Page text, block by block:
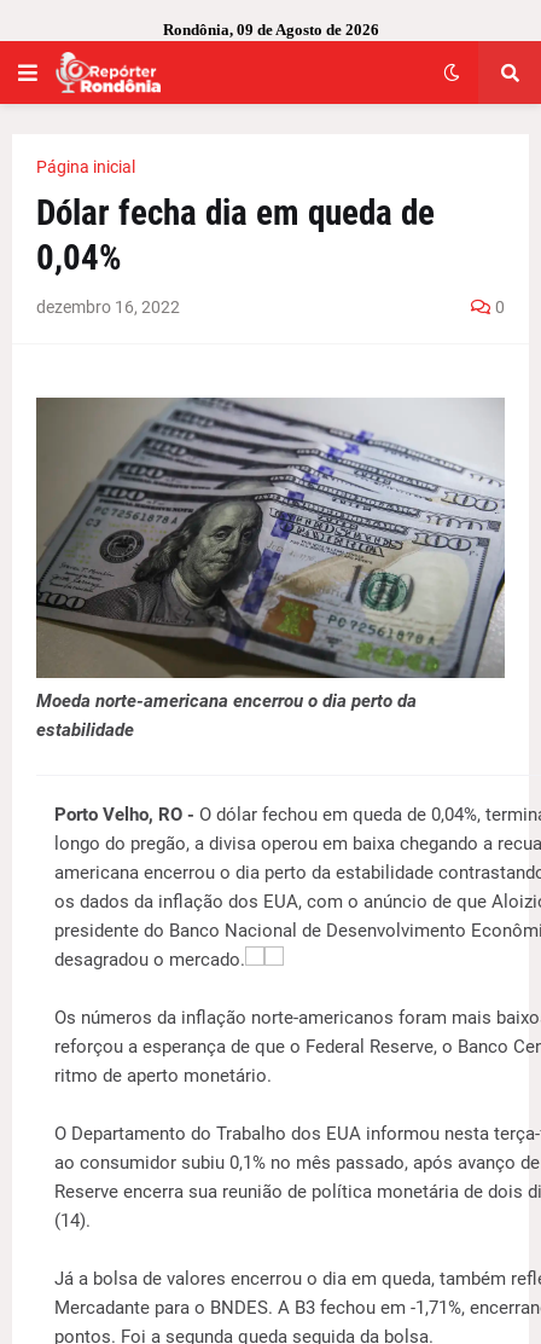
Rondônia, 09 de Agosto de 2026
Página inicial
Dólar fecha dia em queda de
0,04%
dezembro 16, 2022 0
Moeda norte-americana encerrou o dia perto da
estabilidade
Porto Velho, RO - O dólar fechou em queda de 0,04%,
longo do pregão, a divisa operou em baixa chegando a
americana encerrou o dia perto da estabilidade
os dados da inflação dos EUA, com o anúncio de que
presidente do Banco Nacional de Desenvolvimento
desagradou o mercado.
Os números da inflação norte-americanos foram mais
reforçou a esperança de que o Federal Reserve, o Banco
ritmo de aperto monetário.
O Departamento do Trabalho dos EUA informou nesta
ao consumidor subiu 0,1% no mês passado, após avanço
Reserve encerra sua reunião de política monetária de dois
(14).
Já a bolsa de valores encerrou o dia em queda, também
Mercadante para o BNDES. A B3 fechou em -1,71%,
pontos. Foi a segunda queda seguida da bolsa.